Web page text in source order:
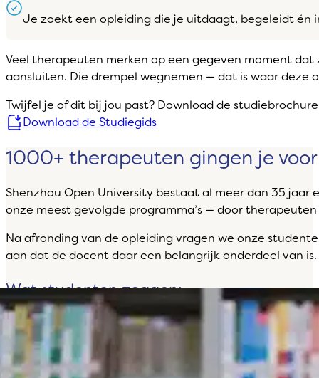
Je zoekt een opleiding die je uitdaagt, begeleidt én
Veel therapeuten merken op een gegeven moment
aansluiten. Die drempel wegnemen — dat is waar deze
Twijfel je of dit bij jou past? Download de
Download de Studiegids
1000+ therapeuten gingen je voor
Shenzhou Open University bestaat al meer dan 35
onze meest gevolgde programma’s — door
Na afronding van de opleiding vragen we onze
aan dat de docent daar een belangrijk onderdeel van is.
Wat studenten zeggen:
“De docenten waren fantastisch — Toine wist ons
elke dag geboeid te houden, en Susan zorgde
ervoor dat we ons volledig voorbereid voelden voor